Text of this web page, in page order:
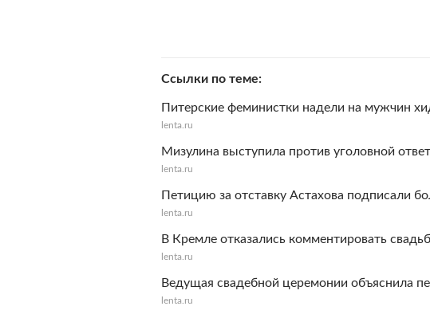
Ссылки по теме
Питерские феминистки надели на мужчин
lenta.ru
Мизулина выступила против уголовной
lenta.ru
Петицию за отставку Астахова подписали
lenta.ru
В Кремле отказались комментировать
lenta.ru
Ведущая свадебной церемонии объяснила
lenta.ru